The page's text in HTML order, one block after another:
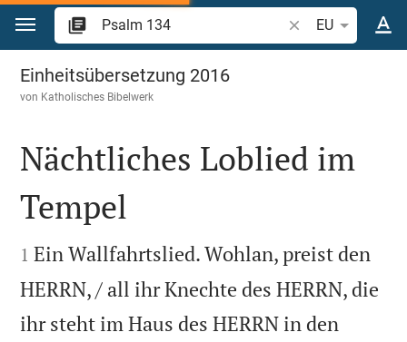
Zum Inhalt springen
Bibelstelle oder
EU
Psalm 134
Einheitsübersetzung 2016
von Katholisches Bibelwerk

Nächtliches Loblied im
Tempel

1 Ein Wallfahrtslied. Wohlan, preist den
HERRN, / all ihr Knechte des HERRN, die
ihr steht im Haus des HERRN in den